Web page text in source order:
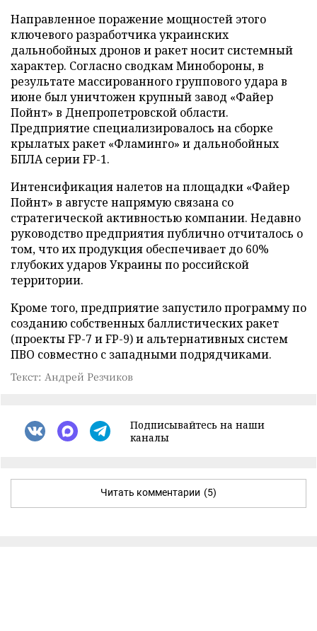
Направленное поражение мощностей этого
ключевого разработчика украинских
дальнобойных дронов и ракет носит системный
характер. Согласно сводкам Минобороны, в
результате массированного группового удара в
июне был уничтожен крупный завод «Файер
Пойнт» в Днепропетровской области.
Предприятие специализировалось на сборке
крылатых ракет «Фламинго» и дальнобойных
БПЛА серии FP-1.
Интенсификация налетов на площадки «Файер
Пойнт» в августе напрямую связана со
стратегической активностью компании. Недавно
руководство предприятия публично отчиталось о
том, что их продукция обеспечивает до 60%
глубоких ударов Украины по российской
территории.
Кроме того, предприятие запустило программу по
созданию собственных баллистических ракет
(проекты FP-7 и FP-9) и альтернативных систем
ПВО совместно с западными подрядчиками.
Текст: Андрей Резчиков
Подписывайтесь на наши
каналы
Читать комментарии (5)